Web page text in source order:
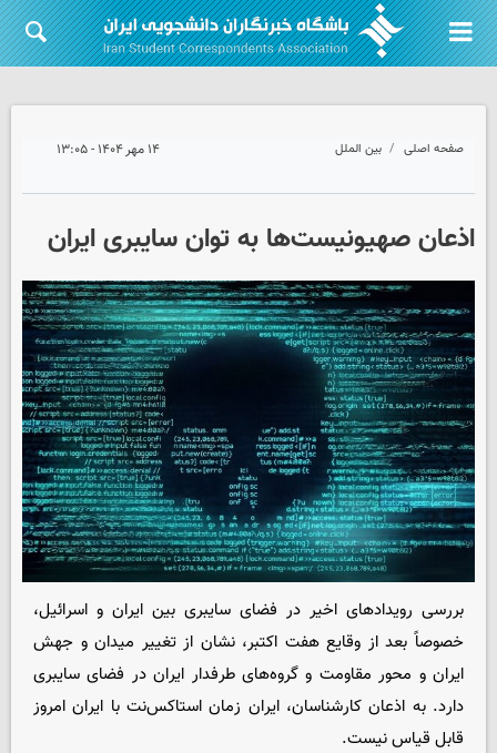
صفحه اصلی بین الملل ۱۴ مهر ۱۴۰۴ - ۱۳:۰۵
اذعان صهیونیست‌ها به توان سایبری ایران
بررسی رویدادهای اخیر در فضای سایبری بین ایران و اسرائیل،
خصوصاً بعد از وقایع هفت اکتبر، نشان از تغییر میدان و جهش
ایران و محور مقاومت و گروه‌های طرفدار ایران در فضای سایبری
دارد. به اذعان کارشناسان، ایران زمان استاکس‌نت با ایران امروز
قابل قیاس نیست.